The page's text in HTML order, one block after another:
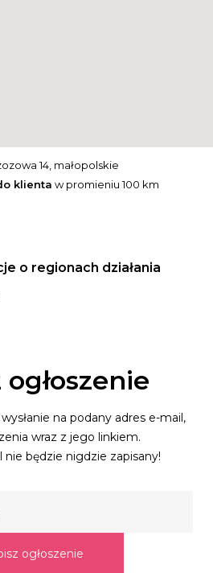
14, małopolskie
klienta w promieniu 100 km
o regionach działania
na podany adres e-mail,
wraz z jego linkiem.
nie będzie nigdzie zapisany!
ogłoszenie